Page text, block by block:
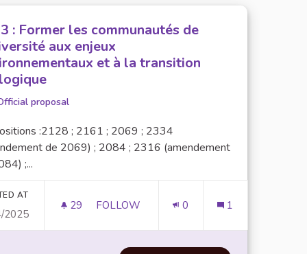
DE LA POPULATION ESTUDIANTINE DE L’UPEC LORS
: Former les communautés de
aux enjeux
et à la transition
proposal
:2128 ; 2161 ; 2069 ; 2334
de 2069) ; 2084 ; 2316 (amendement
;...
AT
2025
29 29 FOLLOWERS
FOLLOW 0 1